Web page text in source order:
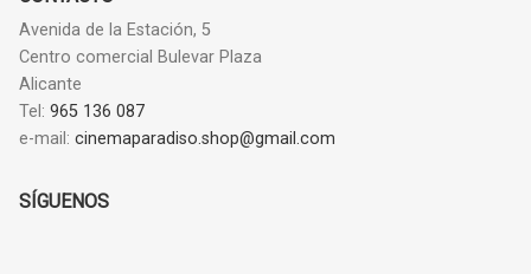
Avenida de la Estación, 5
Centro comercial Bulevar Plaza
Alicante
Tel: 965 136 087
e-mail: cinemaparadiso.shop@gmail.com
SÍGUENOS